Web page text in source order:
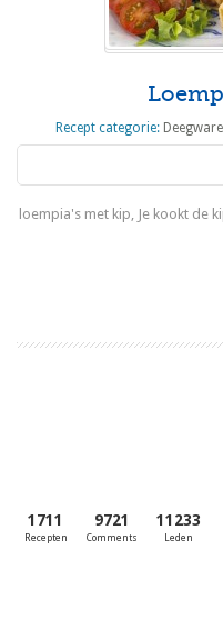
Recept categorie:
loempia's met kip, Je kookt de
1711
Recepten
9721
Comments
11233
Leden